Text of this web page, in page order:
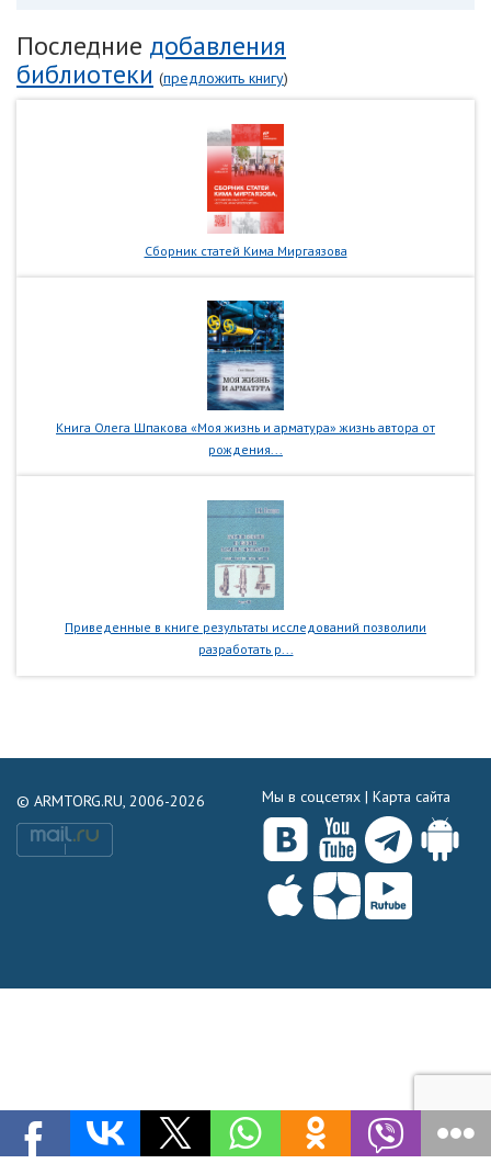
Последние добавления
библиотеки (предложить книгу)
Сборник статей Кима Миргаязова
Книга Олега Шпакова «Моя жизнь и арматура» жизнь автора от
рождения...
Приведенные в книге результаты исследований позволили
разработать р...
© ARMTORG.RU, 2006-2026 Мы в соцсетях | Карта сайта